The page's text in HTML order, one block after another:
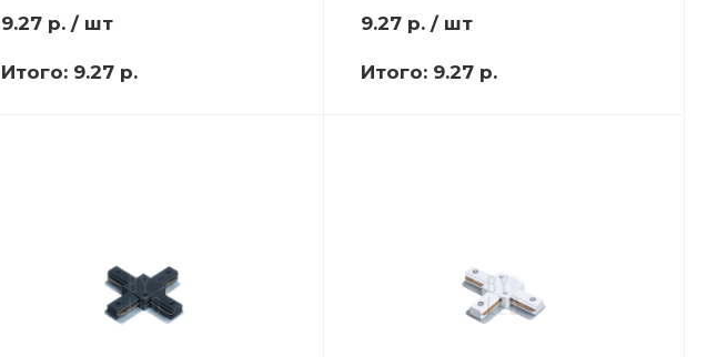
9.27 р. / шт
Итого: 9.27 р.
9.27 р./ шт
Итого: 9.27 р.